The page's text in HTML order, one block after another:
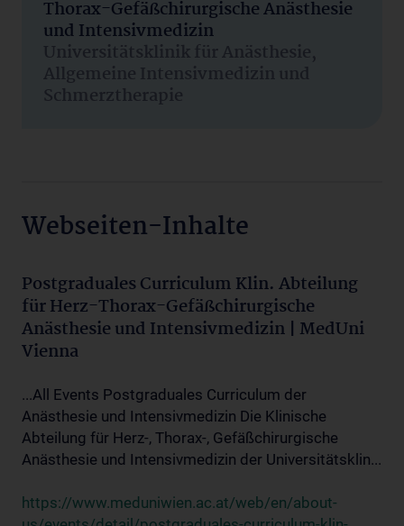
Thorax-Gefäßchirurgische Anästhesie
und Intensivmedizin
Universitätsklinik für Anästhesie,
Allgemeine Intensivmedizin und
Schmerztherapie
Webseiten-Inhalte
Postgraduales Curriculum Klin. Abteilung
für Herz-Thorax-Gefäßchirurgische
Anästhesie und Intensivmedizin | MedUni
Vienna
...All Events Postgraduales Curriculum der
Anästhesie und Intensivmedizin Die Klinische
Abteilung für Herz-, Thorax-, Gefäßchirurgische
Anästhesie und Intensivmedizin der Universitätsklin...
https://www.meduniwien.ac.at/web/en/about-